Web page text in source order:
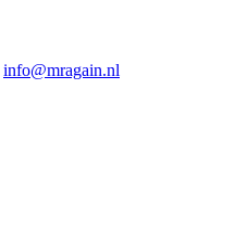
info@mragain.nl